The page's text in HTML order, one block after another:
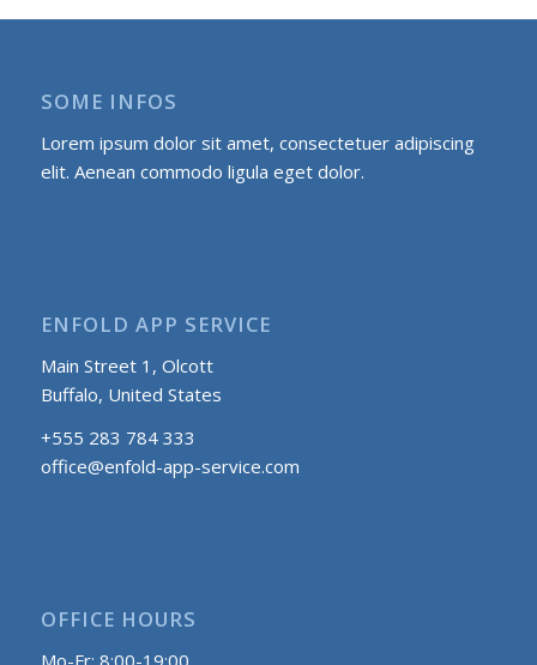
SOME INFOS
Lorem ipsum dolor sit amet, consectetuer adipiscing
elit. Aenean commodo ligula eget dolor.
ENFOLD APP SERVICE
Main Street 1, Olcott
Buffalo, United States
+555 283 784 333
office@enfold-app-service.com
OFFICE HOURS
Mo-Fr: 8:00-19:00